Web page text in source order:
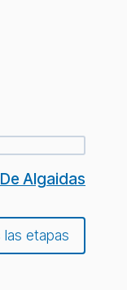
Algaidas
las etapas